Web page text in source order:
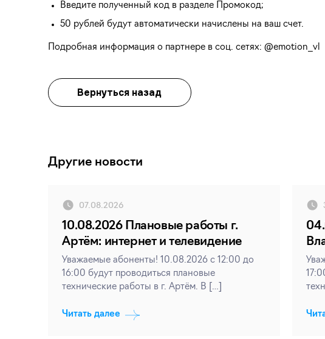
Введите полученный код в разделе Промокод;
50 рублей будут автоматически начислены на ваш счет.
Подробная информация о партнере в соц. сетях: @emotion_vl
Вернуться назад
Другие новости
07.08.2026
10.08.2026 Плановые работы г.
Артём: интернет и телевидение
Уважаемые абоненты! 10.08.2026 с 12:00 до
16:00 будут проводиться плановые
технические работы в г. Артём. В […]
Читать далее